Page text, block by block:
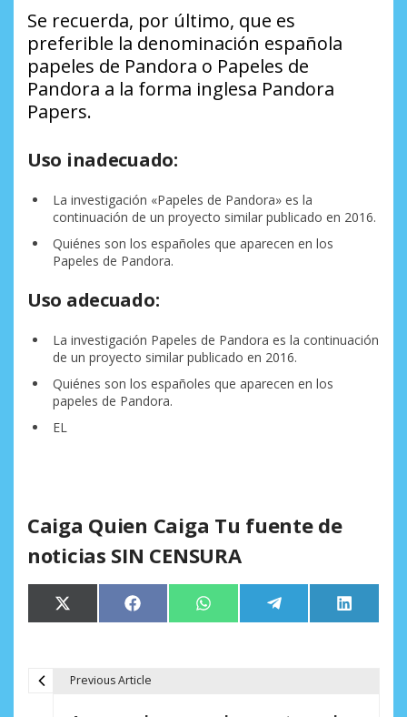
Se recuerda, por último, que es
preferible la denominación española
papeles de Pandora o Papeles de
Pandora a la forma inglesa Pandora
Papers.
Uso inadecuado:
La investigación «Papeles de Pandora» es la
continuación de un proyecto similar publicado en 2016.
Quiénes son los españoles que aparecen en los
Papeles de Pandora.
Uso adecuado:
La investigación Papeles de Pandora es la continuación
de un proyecto similar publicado en 2016.
Quiénes son los españoles que aparecen en los
papeles de Pandora.
EL
Caiga Quien Caiga Tu fuente de
noticias SIN CENSURA
Compartir
en
X
(Twitter)
Compartir
en
Facebook Compartir
en
WhatsApp Compartir
en
Telegram
en
LinkedIn
Previous Article